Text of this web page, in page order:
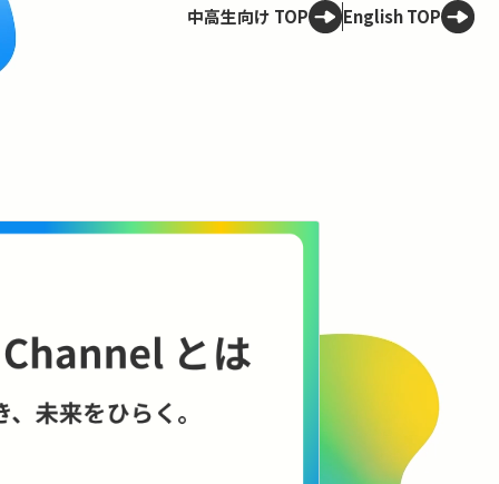
中高生向け TOP English TOP
技術は、社会にどう向き合うべきか
AIやロボット、エネルギー、宇宙開発。技術の進展は社会
に何をもたらすのでしょうか。具体的な事例を手がかり
に、技術と社会の関係をさぐります。